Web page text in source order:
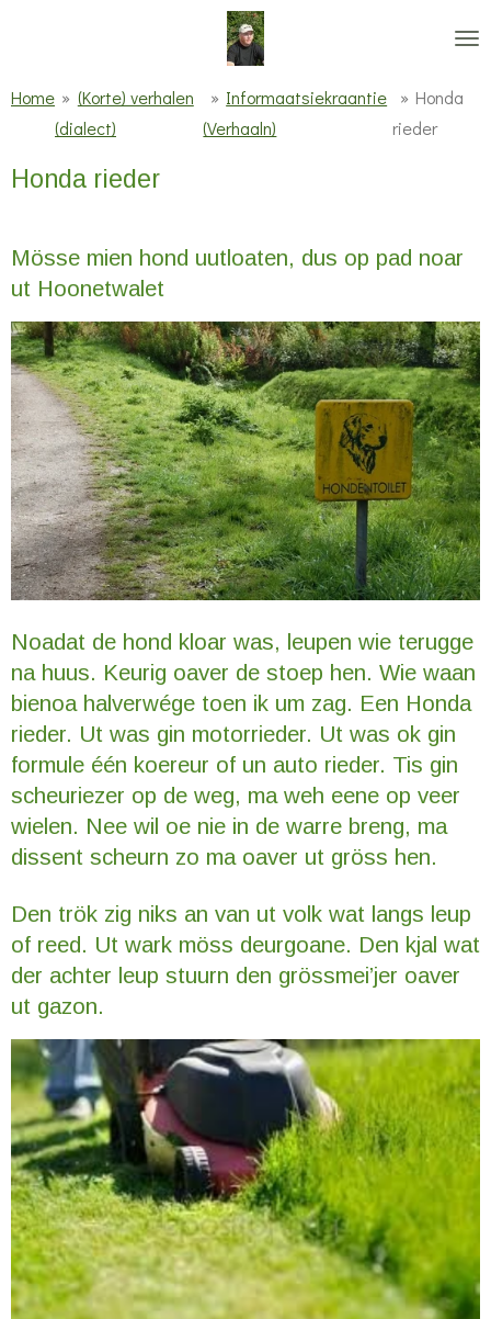
Home » (Korte) verhalen
(dialect)
» Informaatsiekraantie
(Verhaaln)
» Honda
rieder
Honda rieder
Mösse mien hond uutloaten, dus op pad noar
ut Hoonetwalet
Noadat de hond kloar was, leupen wie terugge
na huus. Keurig oaver de stoep hen. Wie waan
bienoa halverwége toen ik um zag. Een Honda
rieder. Ut was gin motorrieder. Ut was ok gin
formule één koereur of un auto rieder. Tis gin
scheuriezer op de weg, ma weh eene op veer
wielen. Nee wil oe nie in de warre breng, ma
dissent scheurn zo ma oaver ut gröss hen.
Den trök zig niks an van ut volk wat langs leup
of reed. Ut wark möss deurgoane. Den kjal wat
der achter leup stuurn den grössmei’jer oaver
ut gazon.